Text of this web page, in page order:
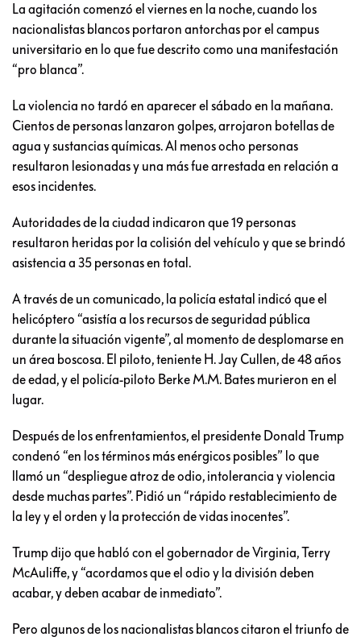
La agitación comenzó el viernes en la noche, cuando los
nacionalistas blancos portaron antorchas por el campus
universitario en lo que fue descrito como una manifestación
“pro blanca”.
La violencia no tardó en aparecer el sábado en la mañana.
Cientos de personas lanzaron golpes, arrojaron botellas de
agua y sustancias químicas. Al menos ocho personas
resultaron lesionadas y una más fue arrestada en relación a
esos incidentes.
Autoridades de la ciudad indicaron que 19 personas
resultaron heridas por la colisión del vehículo y que se brindó
asistencia a 35 personas en total.
A través de un comunicado, la policía estatal indicó que el
helicóptero “asistía a los recursos de seguridad pública
durante la situación vigente”, al momento de desplomarse en
un área boscosa. El piloto, teniente H. Jay Cullen, de 48 años
de edad, y el policía-piloto Berke M.M. Bates murieron en el
lugar.
Después de los enfrentamientos, el presidente Donald Trump
condenó “en los términos más enérgicos posibles” lo que
llamó un “despliegue atroz de odio, intolerancia y violencia
desde muchas partes”. Pidió un “rápido restablecimiento de
la ley y el orden y la protección de vidas inocentes”.
Trump dijo que habló con el gobernador de Virginia, Terry
McAuliffe, y “acordamos que el odio y la división deben
acabar, y deben acabar de inmediato”.
Pero algunos de los nacionalistas blancos citaron el triunfo de